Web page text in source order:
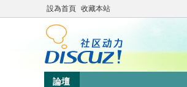
設為首頁 收藏本站
論壇